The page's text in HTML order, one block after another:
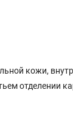
кожи,
отделении